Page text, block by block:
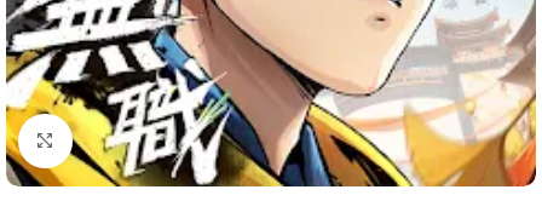
點擊放大